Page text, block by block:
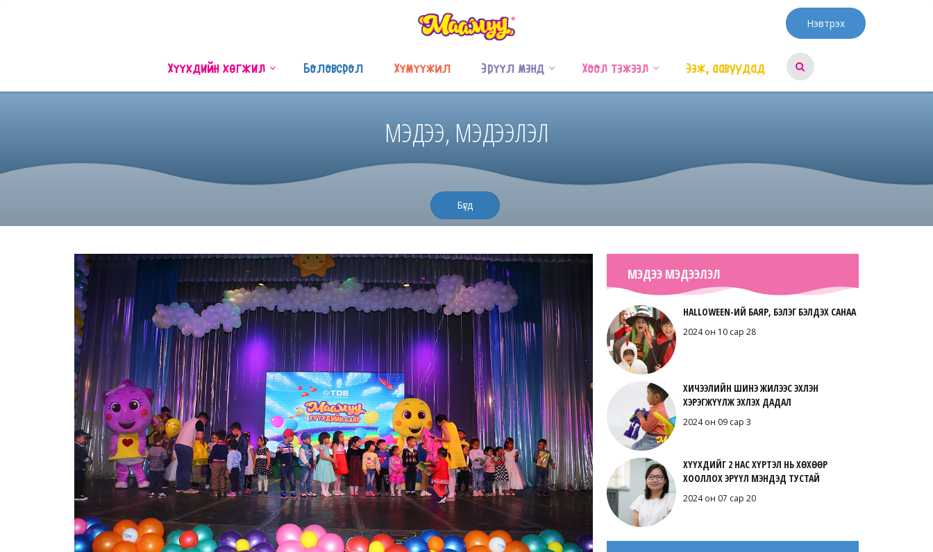
Нэвтрэх
Хүүхдийн хөгжил Боловсрол Хүмүүжил Эрүүл мэнд Хоол тэжээл Ээж, аавуудад
МЭДЭЭ, МЭДЭЭЛЭЛ
Бүгд
МЭДЭЭ МЭДЭЭЛЭЛ
HALLOWEEN-ИЙ БАЯР, БЭЛЭГ БЭЛДЭХ САНАА
2024 он 10 сар 28
ХИЧЭЭЛИЙН ШИНЭ ЖИЛЭЭС ЭХЛЭН
ХЭРЭГЖҮҮЛЖ ЭХЛЭХ ДАДАЛ
2024 он 09 сар 3
ХҮҮХДИЙГ 2 НАС ХҮРТЭЛ НЬ ХӨХӨӨР
ХООЛЛОХ ЭРҮҮЛ МЭНДЭД ТУСТАЙ
2024 он 07 сар 20